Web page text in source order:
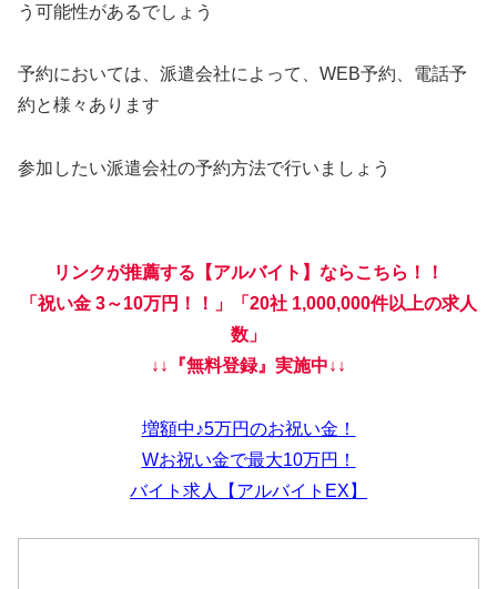
う可能性があるでしょう
予約においては、派遣会社によって、WEB予約、電話予
約と様々あります
参加したい派遣会社の予約方法で行いましょう
リンクが推薦する【アルバイト】ならこちら！！
「祝い金 3～10万円！！」「20社 1,000,000件以上の求人
数」
↓↓『無料登録』実施中↓↓
増額中♪5万円のお祝い金！
Wお祝い金で最大10万円！
バイト求人【アルバイトEX】